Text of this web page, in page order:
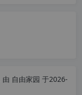
由 自由家园 于2026-